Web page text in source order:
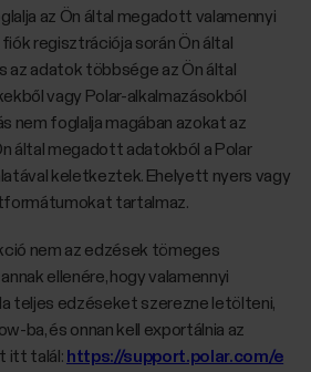
az Ön által megadott valamennyi
regisztrációja során Ön által
adatok többsége az Ön által
vagy Polar-alkalmazásokból
nem foglalja magában azokat az
által megadott adatokból a Polar
keletkeztek. Ehelyett nyers vagy
tartalmaz.
nem az edzések tömeges
ellenére, hogy valamennyi
teljes edzéseket szerezne letölteni,
ba, és onnan kell exportálnia az
itt talál: https://support.polar.com/e